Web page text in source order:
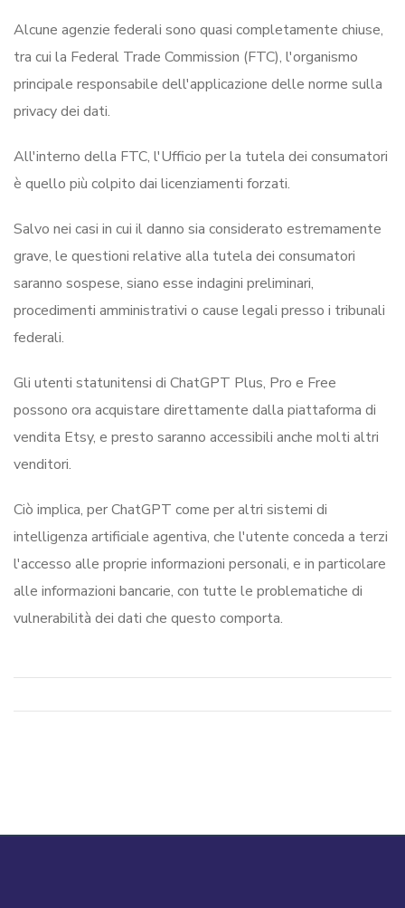
Alcune agenzie federali sono quasi completamente chiuse,
tra cui la Federal Trade Commission (FTC), l'organismo
principale responsabile dell'applicazione delle norme sulla
privacy dei dati.
All'interno della FTC, l'Ufficio per la tutela dei consumatori
è quello più colpito dai licenziamenti forzati.
Salvo nei casi in cui il danno sia considerato estremamente
grave, le questioni relative alla tutela dei consumatori
saranno sospese, siano esse indagini preliminari,
procedimenti amministrativi o cause legali presso i tribunali
federali.
Gli utenti statunitensi di ChatGPT Plus, Pro e Free
possono ora acquistare direttamente dalla piattaforma di
vendita Etsy, e presto saranno accessibili anche molti altri
venditori.
Ciò implica, per ChatGPT come per altri sistemi di
intelligenza artificiale agentiva, che l'utente conceda a terzi
l'accesso alle proprie informazioni personali, e in particolare
alle informazioni bancarie, con tutte le problematiche di
vulnerabilità dei dati che questo comporta.